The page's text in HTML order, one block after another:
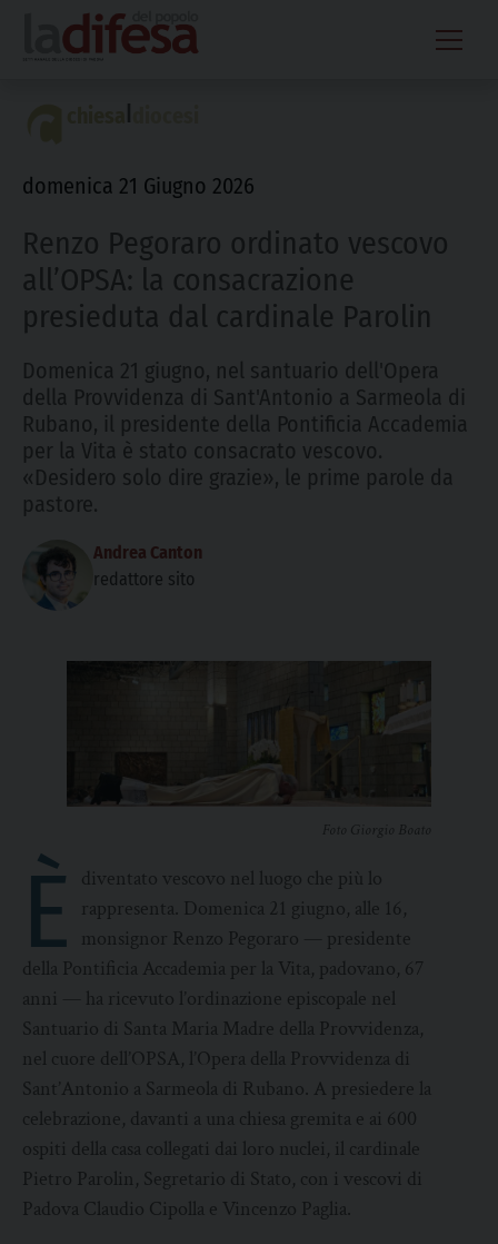
content
domenica 21 Giugno 2026
Renzo Pegoraro ordinato vescovo
all’OPSA: la consacrazione
presieduta dal cardinale Parolin
Domenica 21 giugno, nel santuario dell'Opera
della Provvidenza di Sant'Antonio a Sarmeola di
Rubano, il presidente della Pontificia Accademia
per la Vita è stato consacrato vescovo.
«Desidero solo dire grazie», le prime parole da
pastore.
Andrea Canton
redattore sito
Foto Giorgio Boato
È
diventato vescovo nel luogo che più lo
rappresenta. Domenica 21 giugno, alle 16,
monsignor Renzo Pegoraro — presidente
della Pontificia Accademia per la Vita, padovano, 67
anni — ha ricevuto l’ordinazione episcopale nel
Santuario di Santa Maria Madre della Provvidenza,
nel cuore dell’OPSA, l’Opera della Provvidenza di
Sant’Antonio a Sarmeola di Rubano. A presiedere la
celebrazione, davanti a una chiesa gremita e ai 600
ospiti della casa collegati dai loro nuclei, il cardinale
Pietro Parolin, Segretario di Stato, con i vescovi di
Padova Claudio Cipolla e Vincenzo Paglia.